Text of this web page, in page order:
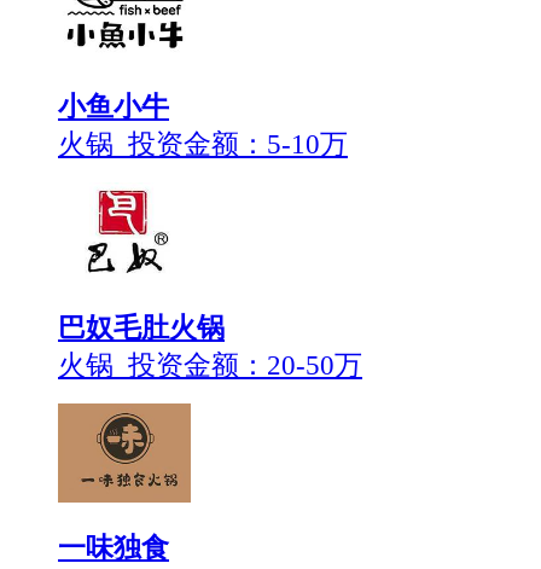
小鱼小牛
火锅 投资金额： 5-10万
巴奴毛肚火锅
火锅 投资金额： 20-50万
一味独食